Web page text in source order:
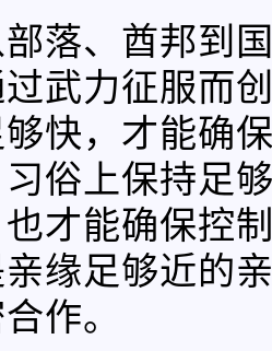
落、酋邦到
武力征服而
快，才能确
俗上保持足
才能确保控
缘足够近的
作。